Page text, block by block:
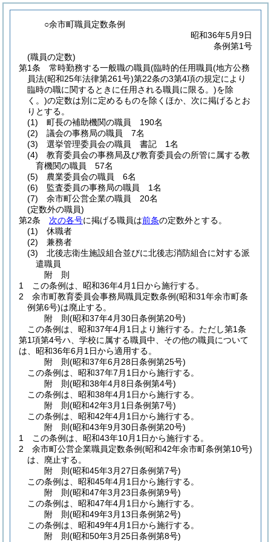
○余市町職員定数条例
昭和36年5月9日
条例第1号
(職員の定数)
第1条
常時勤務する一般職の職員(臨時的任用職員(地方公務
員法(昭和25年法律第261号)第22条の3第4項の規定により
臨時の職に関するときに任用される職員に限る。)を除
く。)の定数は別に定めるものを除くほか、次に掲げるとお
りとする。
(1)
町長の補助機関の職員 190名
(2)
議会の事務局の職員 7名
(3)
選挙管理委員会の職員 書記 1名
(4)
教育委員会の事務局及び教育委員会の所管に属する教
育機関の職員 57名
(5)
農業委員会の職員 6名
(6)
監査委員の事務局の職員 1名
(7)
余市町公営企業の職員 20名
(定数外の職員)
第2条
次の各号に掲げる職員は前条の定数外とする。
(1)
休職者
(2)
兼務者
(3)
北後志衛生施設組合並びに北後志消防組合に対する派
遣職員
附 則
1
この条例は、昭和36年4月1日から施行する。
2
余市町教育委員会事務局職員定数条例(昭和31年余市町条
例第6号)は廃止する。
附 則(昭和37年4月30日条例第20号)
この条例は、昭和37年4月1日より施行する。 ただし第1条
第1項第4号ハ、学校に属する職員中、その他の職員について
は、昭和36年6月1日から適用する。
附 則(昭和37年6月28日条例第25号)
この条例は、昭和37年7月1日から施行する。
附 則(昭和38年4月8日条例第4号)
この条例は、昭和38年4月1日から施行する。
附 則(昭和42年3月1日条例第7号)
この条例は、昭和42年4月1日から施行する。
附 則(昭和43年9月30日条例第20号)
1
この条例は、昭和43年10月1日から施行する。
2
余市町公営企業職員定数条例(昭和42年余市町条例第10号)
は、廃止する。
附 則(昭和45年3月27日条例第7号)
この条例は、昭和45年4月1日から施行する。
附 則(昭和47年3月23日条例第9号)
この条例は、昭和47年4月1日から施行する。
附 則(昭和49年3月13日条例第2号)
この条例は、昭和49年4月1日から施行する。
附 則(昭和50年3月25日条例第8号)